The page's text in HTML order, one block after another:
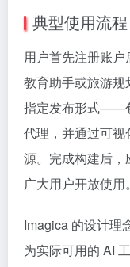
典型使用流程
用户首先注册账户
教育助手或旅游
指定发布形式——
代理，并通过可
源。完成构建后，
广大用户开放使用。
Imagica 的设计理
为实际可用的 AI